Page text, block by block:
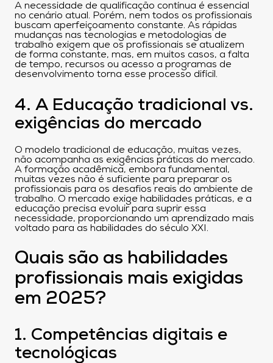
A necessidade de qualificação contínua é essencial
no cenário atual. Porém, nem todos os profissionais
buscam aperfeiçoamento constante. As rápidas
mudanças nas tecnologias e metodologias de
trabalho exigem que os profissionais se atualizem
de forma constante, mas, em muitos casos, a falta
de tempo, recursos ou acesso a programas de
desenvolvimento torna esse processo difícil.
4. A Educação tradicional vs.
exigências do mercado
O modelo tradicional de educação, muitas vezes,
não acompanha as exigências práticas do mercado.
A formação acadêmica, embora fundamental,
muitas vezes não é suficiente para preparar os
profissionais para os desafios reais do ambiente de
trabalho. O mercado exige habilidades práticas, e a
educação precisa evoluir para suprir essa
necessidade, proporcionando um aprendizado mais
voltado para as habilidades do século XXI.
Quais são as habilidades
profissionais mais exigidas
em 2025?
1. Competências digitais e
tecnológicas